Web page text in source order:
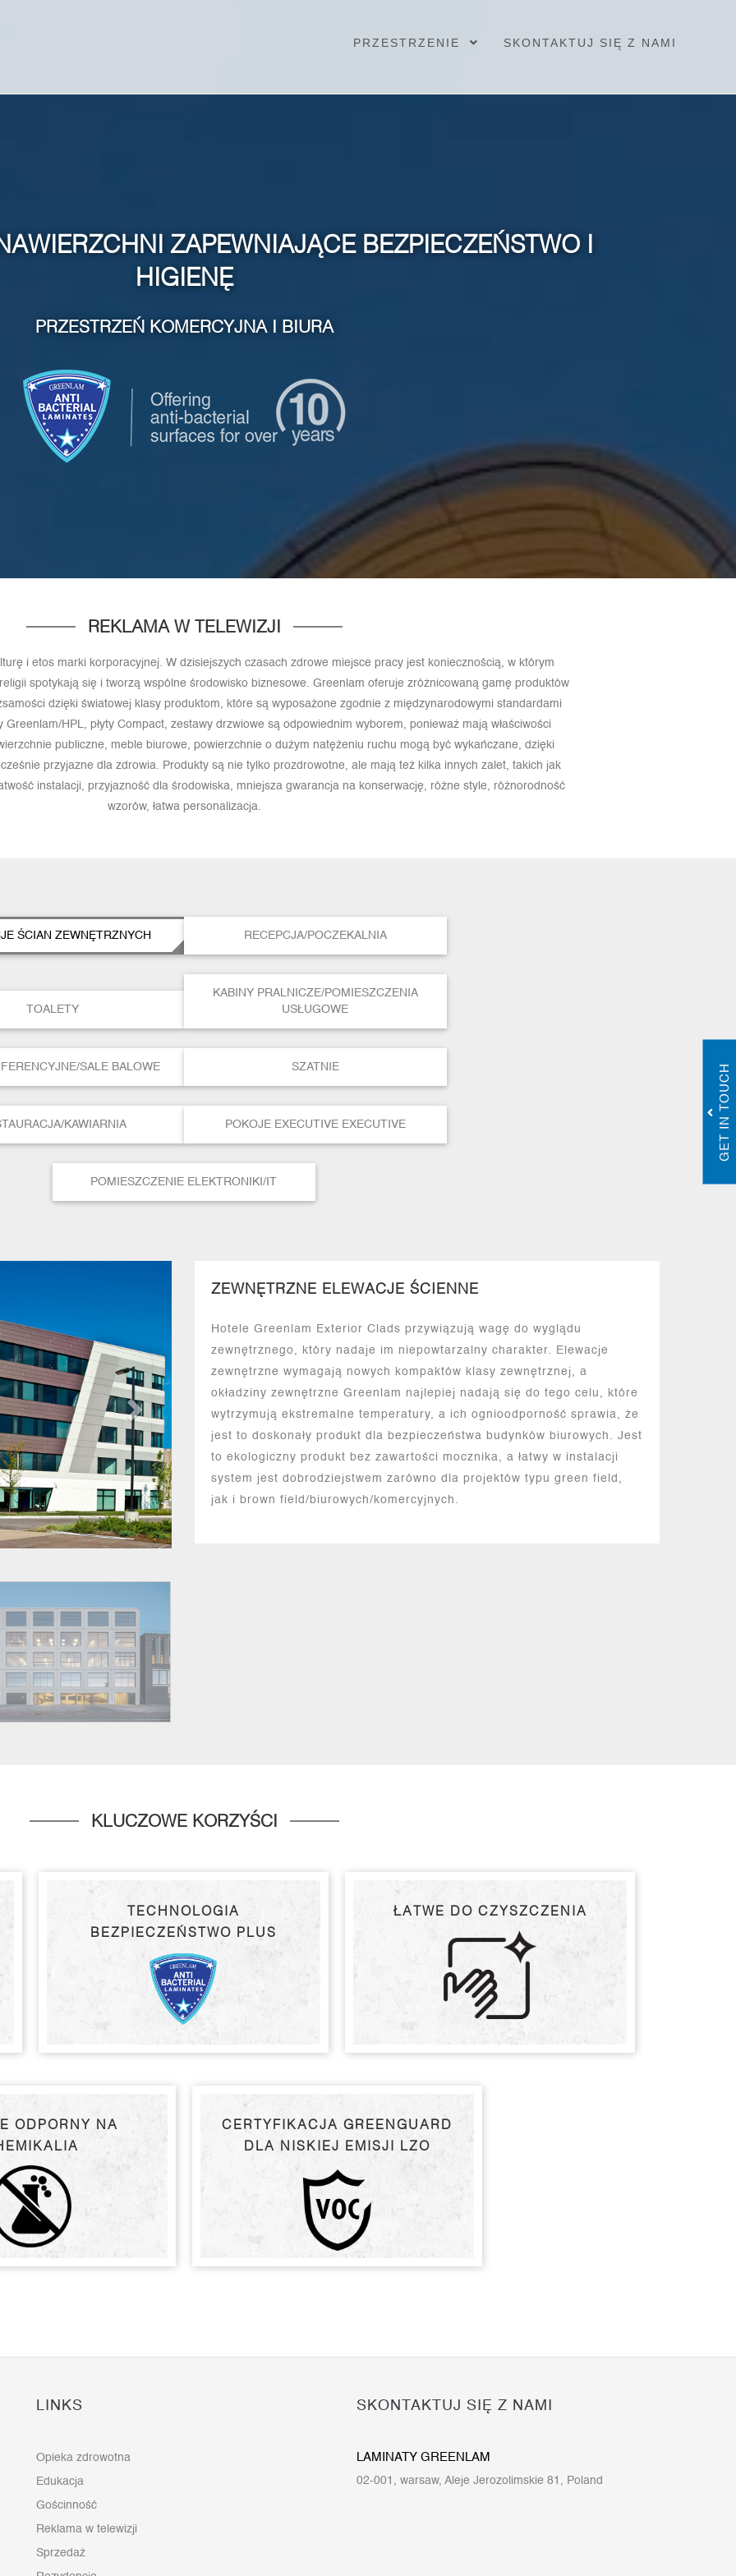
PRZESTRZENIE SKONTAKTUJ SIĘ Z NAMI
ZAPEWNIAJĄCE BEZPIECZEŃSTWO I
HIGIENĘ
PRZESTRZEŃ KOMERCYJNA I BIURA
REKLAMA W TELEWIZJI
i etos marki korporacyjnej. W dzisiejszych czasach zdrowe miejsce pracy jest koniecznością, w którym
spotykają się i tworzą wspólne środowisko biznesowe. Greenlam oferuje zróżnicowaną gamę produktów
dzięki światowej klasy produktom, które są wyposażone zgodnie z międzynarodowymi standardami
HPL, płyty Compact, zestawy drzwiowe są odpowiednim wyborem, ponieważ mają właściwości
publiczne, meble biurowe, powierzchnie o dużym natężeniu ruchu mogą być wykańczane, dzięki
przyjazne dla zdrowia. Produkty są nie tylko prozdrowotne, ale mają też kilka innych zalet, takich jak
instalacji, przyjazność dla środowiska, mniejsza gwarancja na konserwację, różne style, różnorodność
wzorów, łatwa personalizacja.
ŚCIAN ZEWNĘTRZNYCH RECEPCJA/POCZEKALNIA
TOALETY
KABINY PRALNICZE/POMIESZCZENIA
USŁUGOWE
SALE BALOWE SZATNIE
KAWIARNIA POKOJE EXECUTIVE EXECUTIVE
POMIESZCZENIE ELEKTRONIKI/IT
t
ZEWNĘTRZNE ELEWACJE ŚCIENNE
Hotele Greenlam Exterior Clads przywiązują wagę do wyglądu
zewnętrznego, który nadaje im niepowtarzalny charakter. Elewacje
zewnętrzne wymagają nowych kompaktów klasy zewnętrznej, a
okładziny zewnętrzne Greenlam najlepiej nadają się do tego celu, które
wytrzymują ekstremalne temperatury, a ich ognioodporność sprawia, że ​​
jest to doskonały produkt dla bezpieczeństwa budynków biurowych. Jest
to ekologiczny produkt bez zawartości mocznika, a łatwy w instalacji
system jest dobrodziejstwem zarówno dla projektów typu green field,
jak i brown field/biurowych/komercyjnych.
KLUCZOWE KORZYŚCI
TECHNOLOGIA
BEZPIECZEŃSTWO PLUS
ŁATWE DO CZYSZCZENIA
ODPORNY NA
CERTYFIKACJA GREENGUARD
DLA NISKIEJ EMISJI LZO
GET IN TOUCH
LINKS
Opieka zdrowotna
Edukacja
Gościnność
Reklama w telewizji
Sprzedaż
SKONTAKTUJ SIĘ Z NAMI
LAMINATY GREENLAM
02-001, warsaw, Aleje Jerozolimskie 81, Poland